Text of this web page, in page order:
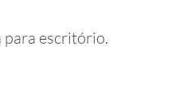
para escritório.